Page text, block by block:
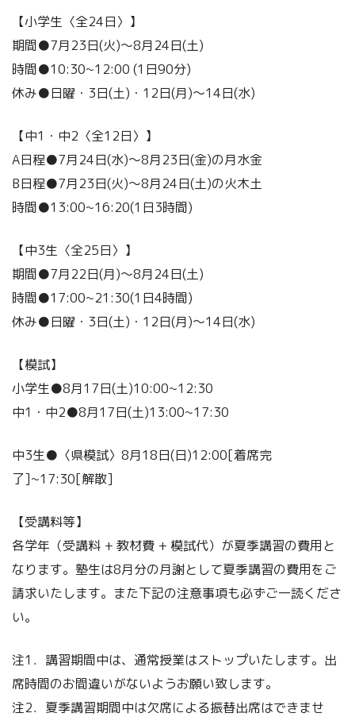
【小学生〈全24日〉】
期間●7月23日(火)～8月24日(土)
時間●10:30~12:00 (1日90分)
休み●日曜・3日(土)・12日(月)～14日(水)
【中1・中2〈全12日〉】
A日程●7月24日(水)～8月23日(金)の月水金
B日程●7月23日(火)～8月24日(土)の火木土
時間●13:00~16:20(1日3時間)
【中3生〈全25日〉】
期間●7月22日(月)～8月24日(土)
時間●17:00~21:30(1日4時間)
休み●日曜・3日(土)・12日(月)～14日(水)
【模試】
小学生●8月17日(土)10:00~12:30
中1・中2●8月17日(土)13:00~17:30
中3生●〈県模試〉8月18日(日)12:00[着席完
了]~17:30[解散]
【受講料等】
各学年（受講料 + 教材費 + 模試代）が夏季講習の費用と
なります。塾生は8月分の月謝として夏季講習の費用をご
請求いたします。また下記の注意事項も必ずご一読くださ
い。
注1．講習期間中は、通常授業はストップいたします。出
席時間のお間違いがないようお願い致します。
注2．夏季講習期間中は欠席による振替出席はできませ